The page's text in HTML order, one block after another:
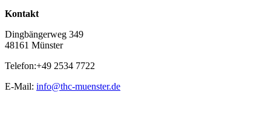
Kontakt
Dingbängerweg 349
48161 Münster
Telefon:+49 2534 7722
E-Mail: info@thc-muenster.de